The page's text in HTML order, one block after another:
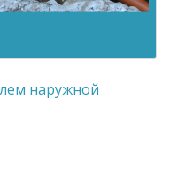
наружной